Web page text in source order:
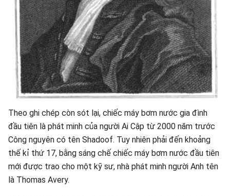
Theo ghi chép còn sót lại, chiếc máy bơm nước gia đình
đầu tiên là phát minh của người Ai Cập từ 2000 năm trước
Công nguyên có tên Shadoof. Tuy nhiên phải đến khoảng
thế kỉ thứ 17, bằng sáng chế chiếc máy bơm nước đầu tiên
mới được trao cho một kỹ sư, nhà phát minh người Anh tên
là Thomas Avery.